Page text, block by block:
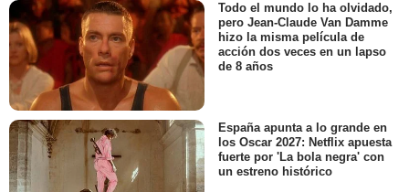
Todo el mundo lo ha olvidado,
pero Jean-Claude Van Damme
hizo la misma película de
acción dos veces en un lapso
de 8 años
España apunta a lo grande en
los Oscar 2027: Netflix apuesta
fuerte por 'La bola negra' con
un estreno histórico